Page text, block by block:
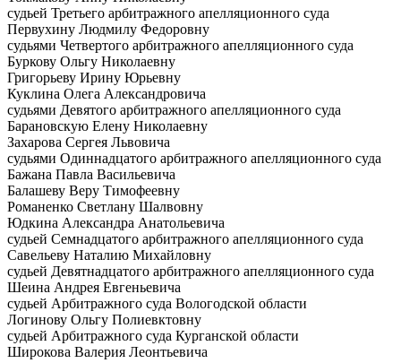
судьей Третьего арбитражного апелляционного суда
Первухину Людмилу Федоровну
судьями Четвертого арбитражного апелляционного суда
Буркову Ольгу Николаевну
Григорьеву Ирину Юрьевну
Куклина Олега Александровича
судьями Девятого арбитражного апелляционного суда
Барановскую Елену Николаевну
Захарова Сергея Львовича
судьями Одиннадцатого арбитражного апелляционного суда
Бажана Павла Васильевича
Балашеву Веру Тимофеевну
Романенко Светлану Шалвовну
Юдкина Александра Анатольевича
судьей Семнадцатого арбитражного апелляционного суда
Савельеву Наталию Михайловну
судьей Девятнадцатого арбитражного апелляционного суда
Шеина Андрея Евгеньевича
судьей Арбитражного суда Вологодской области
Логинову Ольгу Полиевктовну
судьей Арбитражного суда Курганской области
Широкова Валерия Леонтьевича